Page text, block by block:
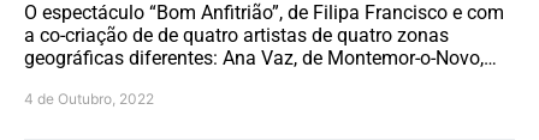
O espectáculo “Bom Anfitrião”, de Filipa Francisco e com
a co-criação de de quatro artistas de quatro zonas
geográficas diferentes: Ana Vaz, de Montemor-o-Novo,…
4 de Outubro, 2022